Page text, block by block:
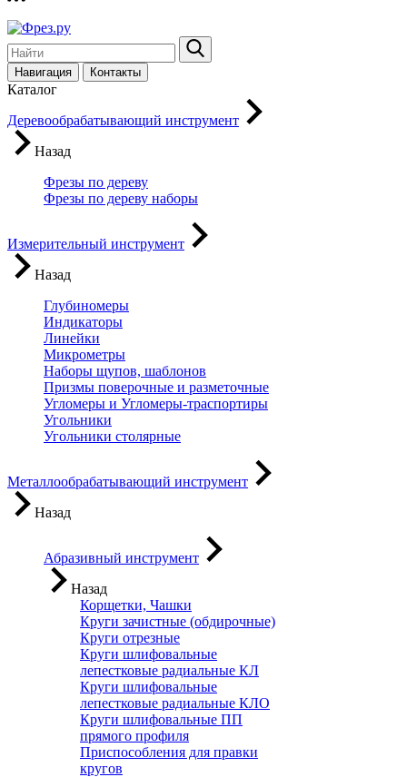
Навигация Контакты
Каталог
Деревообрабатывающий инструмент
Назад
Фрезы по дереву
Фрезы по дереву наборы
Измерительный инструмент
Назад
Глубиномеры
Индикаторы
Линейки
Микрометры
Наборы щупов, шаблонов
Призмы поверочные и разметочные
Угломеры и Угломеры-траспортиры
Угольники
Угольники столярные
Металлообрабатывающий инструмент
Назад
Абразивный инструмент
Назад
Корщетки, Чашки
Круги зачистные (обдирочные)
Круги отрезные
Круги шлифовальные
лепестковые радиальные КЛ
Круги шлифовальные
лепестковые радиальные КЛО
Круги шлифовальные ПП
прямого профиля
Приспособления для правки
кругов